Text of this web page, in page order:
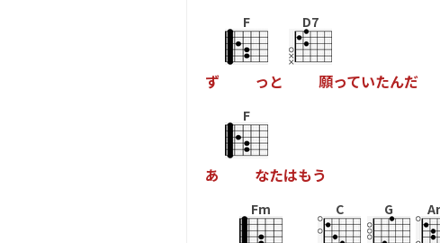
ず
F
っ と
D7
願っていたんだ
あ
F
なたはもう
Fm C G